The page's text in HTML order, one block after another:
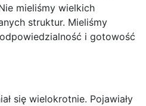
mieliśmy wielkich
struktur. Mieliśmy
i gotowość
się wielokrotnie. Pojawiały